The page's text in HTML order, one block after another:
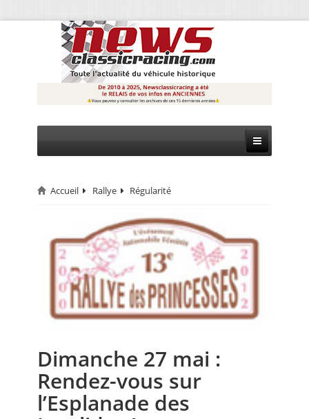
CIRCUIT
MONTAGNE
EVÈNEMENTS
CALENDRIER
VIDEO
ANNUAIRES
Accueil Rallye Régularité
Dimanche 27 mai :
Rendez-vous sur
l’Esplanade des